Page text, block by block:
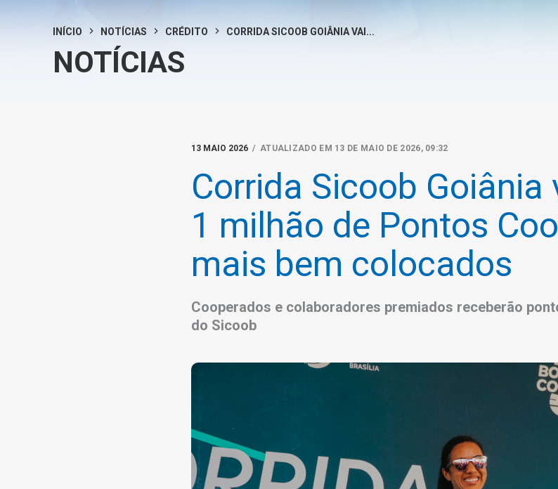
INÍCIO NOTÍCIAS CRÉDITO CORRIDA SICOOB GOIÂNIA VAI...
NOTÍCIAS
13 MAIO 2026 / ATUALIZADO EM 13 DE MAIO DE 2026, 09:32
Corrida Sicoob
1 milhão de Pontos
mais bem colocados
Cooperados e colaboradores premiados receberão
do Sicoob